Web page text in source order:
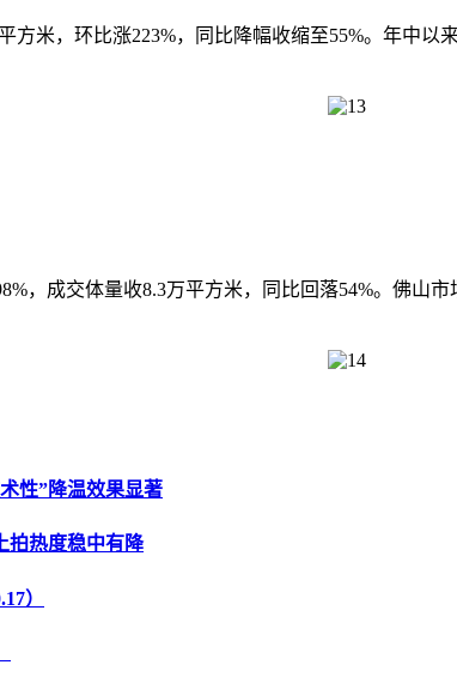
米，环比涨223%，同比降幅收缩至55%。年中以
成交体量收8.3万平方米，同比回落54%。佛山
性”降温效果显著
拍热度稳中有降
）